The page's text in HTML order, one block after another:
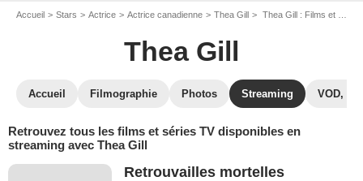
Accueil Stars Actrice Actrice canadienne Thea Gill Thea Gill : Films et séries online
Thea Gill
Accueil Filmographie Photos Streaming VOD,
Retrouvez tous les films et séries TV disponibles en
streaming avec Thea Gill
Retrouvailles mortelles